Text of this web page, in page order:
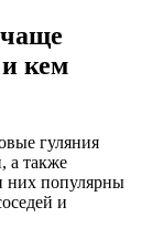
кем
гуляния
а также
них популярны
и